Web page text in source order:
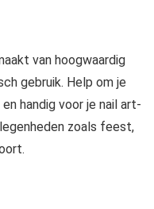
van hoogwaardig
gebruik. Help om je
handig voor je nail art-
zoals feest,